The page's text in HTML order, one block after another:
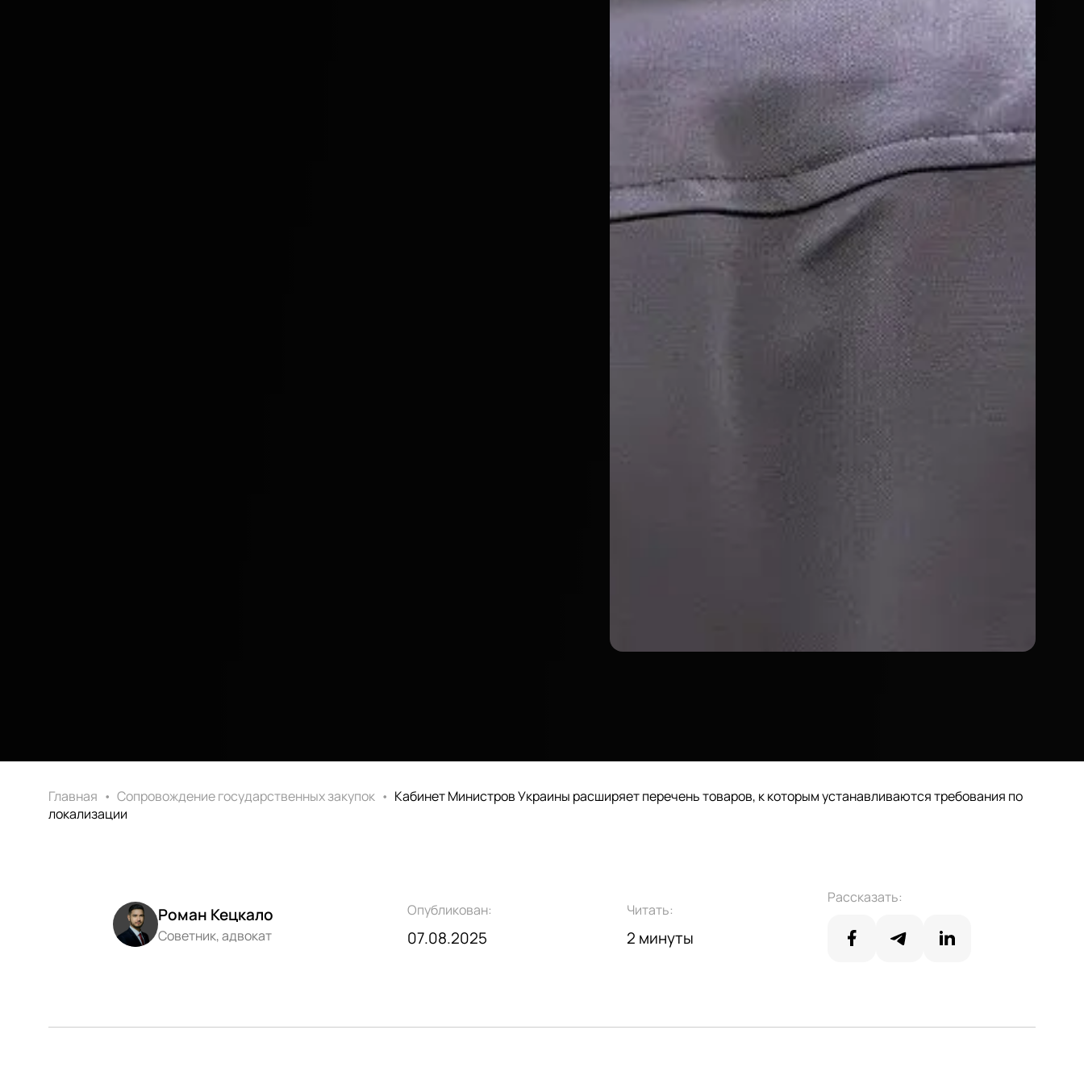
Главная • Сопровождение государственных закупок • Кабинет Министров Украины расширяет перечень товаров, к которым устанавливаются требования по
локализации
Роман Кецкало
Советник, адвокат
Опубликован:
07.08.2025
Читать:
2 минуты
Рассказать: